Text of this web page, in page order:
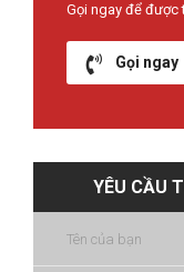
Gọi ngay để được
Gọi ngay
YÊU CẦU